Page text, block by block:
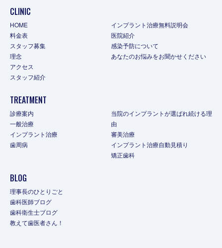
CLINIC
HOME
料金表
スタッフ募集
理念
アクセス
スタッフ紹介
インプラント治療無料説明会
医院紹介
感染予防について
あなたのお悩みをお聞かせください
TREATMENT
診療案内
一般治療
インプラント治療
歯周病
当院のインプラントが選ばれ続ける理
由
審美治療
インプラント治療自動見積り
矯正歯科
BLOG
理事長のひとりごと
歯科医師ブログ
歯科衛生士ブログ
教えて歯医者さん！